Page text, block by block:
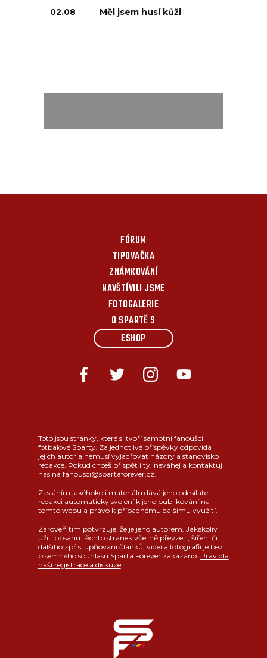
02.08 Měl jsem husí kůži
FÓRUM
TIPOVAČKA
ZNÁMKOVÁNÍ
NAVŠTÍVILI JSME
FOTOGALERIE
O SPARTĚ S
ESHOP
Toto jsou stránky, které si tvoří samotní fanoušci
fotbalové Sparty. Za jednotlivé příspěvky odpovídá
jejich autor a nemusí vyjadřovat názory a stanovisko
redakce. Pokud chceš přispět i ty, neváhej a kontaktuj
nás na fanousci@spartaforever.cz.
Zasláním jakéhokoli materiálu dává jeho odesílatel
redakci automaticky svolení k jeho publikování na
tomto webu a právo k případnému dalšímu využití.
Zároveň tím potvrzuje, že je jeho autorem. Jakékoliv
užití obsahu těchto stránek včetně převzetí, šíření či
dalšího zpřístupňování článků, videí a fotografií je bez
písemného souhlasu Sparta Forever zakázáno. Pravidla
naší registrace a diskuze.